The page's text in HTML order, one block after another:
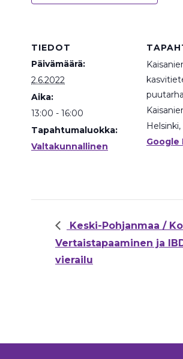
TIEDOT
Päivämäärä:
2.6.2022
Aika:
13:00 - 16:00
Tapahtumaluokka:
Valtakunnallinen
puutarha
Helsinki,
Google
Keski-Pohjanmaa /
Vertaistapaaminen ja
vierailu